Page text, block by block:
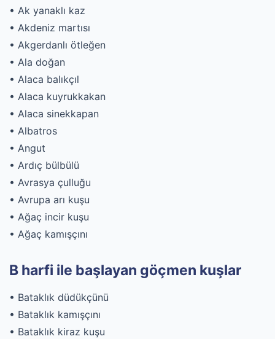
• Ak yanaklı kaz
• Akdeniz martısı
• Akgerdanlı ötleğen
• Ala doğan
• Alaca balıkçıl
• Alaca kuyrukkakan
• Alaca sinekkapan
• Albatros
• Angut
• Ardıç bülbülü
• Avrasya çulluğu
• Avrupa arı kuşu
• Ağaç incir kuşu
• Ağaç kamışçını
B harfi ile başlayan göçmen kuşlar
• Bataklık düdükçünü
• Bataklık kamışçını
• Bataklık kiraz kuşu